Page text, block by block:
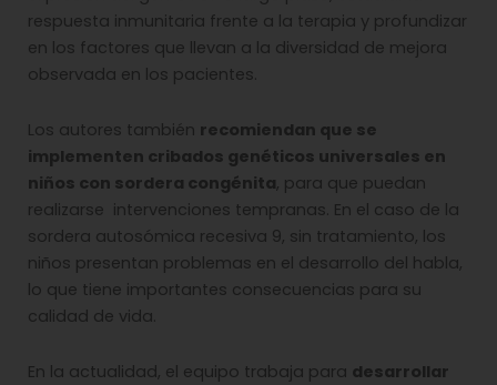
respuesta inmunitaria frente a la terapia y profundizar
en los factores que llevan a la diversidad de mejora
observada en los pacientes.
Los autores también recomiendan que se
implementen cribados genéticos universales en
niños con sordera congénita, para que puedan
realizarse intervenciones tempranas. En el caso de la
sordera autosómica recesiva 9, sin tratamiento, los
niños presentan problemas en el desarrollo del habla,
lo que tiene importantes consecuencias para su
calidad de vida.
En la actualidad, el equipo trabaja para desarrollar